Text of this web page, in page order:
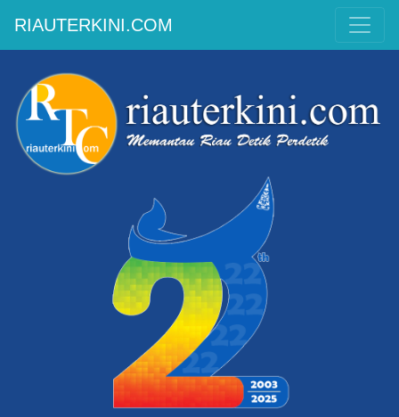
RIAUTERKINI.COM